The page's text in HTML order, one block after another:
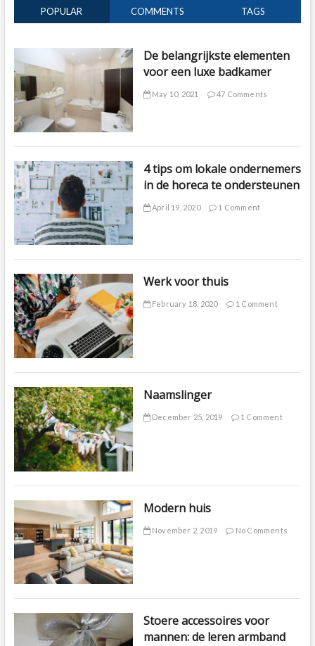
POPULAR COMMENTS TAGS
De belangrijkste elementen
voor een luxe badkamer
May 10, 2021 47 Comments
4 tips om lokale ondernemers
in de horeca te ondersteunen
April 19, 2020 1 Comment
Werk voor thuis
February 18, 2020 1 Comment
Naamslinger
December 25, 2019 1 Comment
Modern huis
November 2, 2019 No Comments
Stoere accessoires voor
mannen: de leren armband